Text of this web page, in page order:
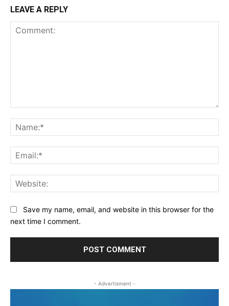
LEAVE A REPLY
Save my name, email, and website in this browser for the
next time I comment.
- Advertisment -